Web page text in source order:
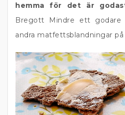
hemma för det är
Bregott Mindre ett godare
andra matfettsblandningar på